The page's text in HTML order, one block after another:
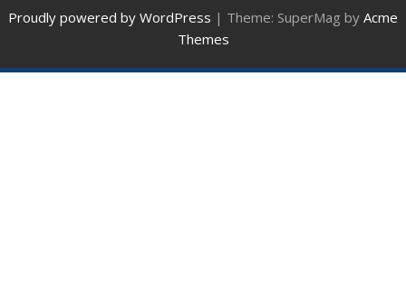
Proudly powered by WordPress | Theme: SuperMag by Acme
Themes